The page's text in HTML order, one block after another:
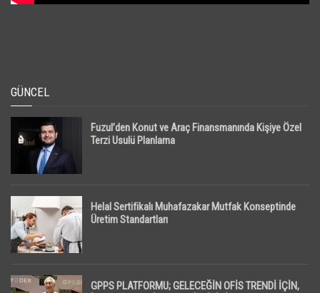
GÜNCEL
Fuzul’den Konut ve Araç Finansmanında Kişiye Özel
Terzi Usulü Planlama
Helal Sertifikalı Muhafazakar Mutfak Konseptinde
Üretim Standartları
GPPS PLATFORMU; GELECEĞİN OFİS TRENDİ İÇİN,